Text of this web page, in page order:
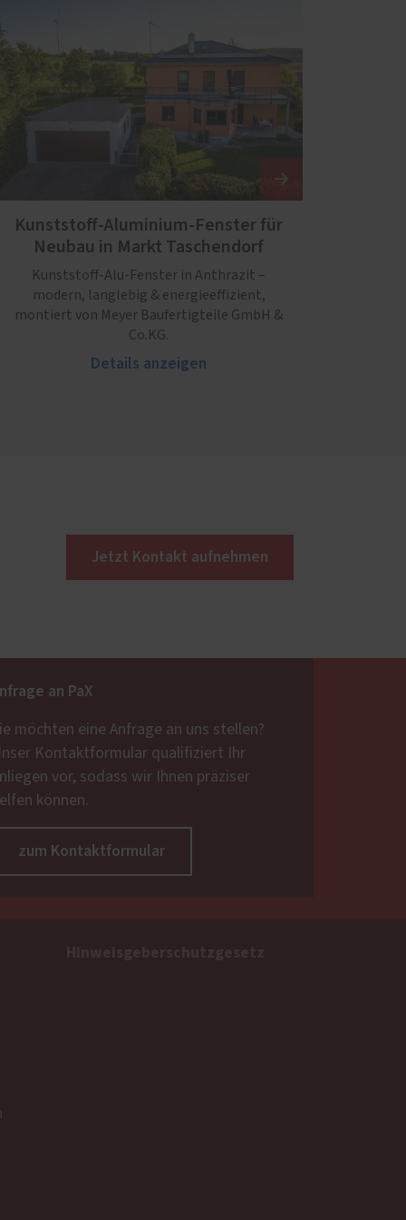
Kunststoff-Aluminium-Fenster für
Neubau in Markt Taschendorf
Kunststoff-Alu-Fenster in Anthrazit –
modern, langlebig & energieeffizient,
montiert von Meyer Baufertigteile GmbH &
Co.KG.
Details anzeigen
Jetzt Kontakt aufnehmen
an PaX
möchten eine Anfrage an uns stellen?
Kontaktformular qualifiziert Ihr
vor, sodass wir Ihnen präziser
können.
zum Kontaktformular